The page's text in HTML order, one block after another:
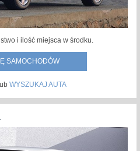
i ilość miejsca w środku.
SAMOCHODÓW
WYSZUKAJ AUTA